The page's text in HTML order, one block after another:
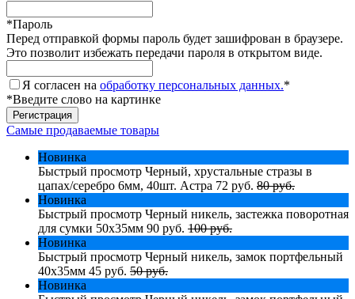
*Пароль
Перед отправкой формы пароль будет зашифрован в браузере.
Это позволит избежать передачи пароля в открытом виде.
Я согласен на обработку персональных данных.*
*Введите слово на картинке
Самые продаваемые товары
Новинка
Быстрый просмотр Черный, хрустальные стразы в
цапах/серебро 6мм, 40шт. Астра 72 руб. 80 руб.
Новинка
Быстрый просмотр Черный никель, застежка поворотная
для сумки 50х35мм 90 руб. 100 руб.
Новинка
Быстрый просмотр Черный никель, замок портфельный
40х35мм 45 руб. 50 руб.
Новинка